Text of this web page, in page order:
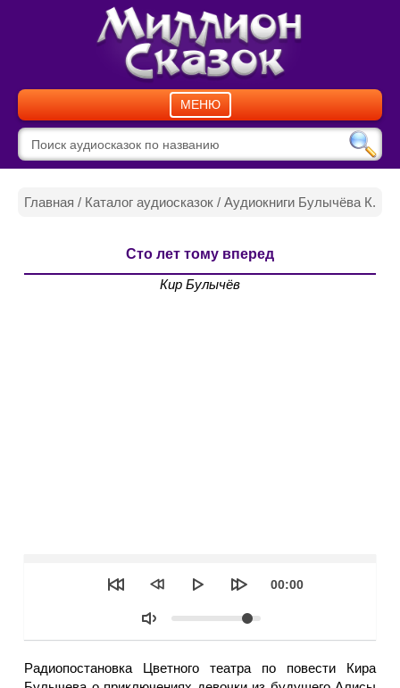
МЕНЮ
Главная / Каталог аудиосказок / Аудиокниги Булычёва К.
Сто лет тому вперед
Кир Булычёв
Текущее
00:00
Объем
Радиопостановка Цветного театра по повести Кира